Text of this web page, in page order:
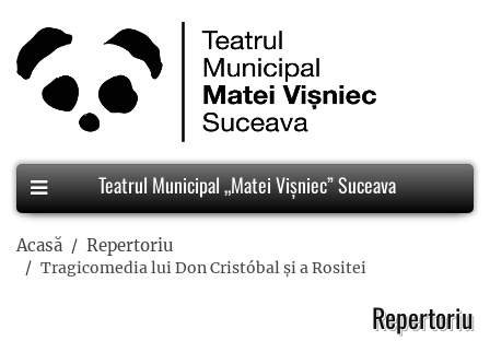
Teatrul Municipal „Matei Vișniec” Suceava
Acasă Repertoriu
Tragicomedia lui Don Cristóbal și a Rositei
Repertoriu